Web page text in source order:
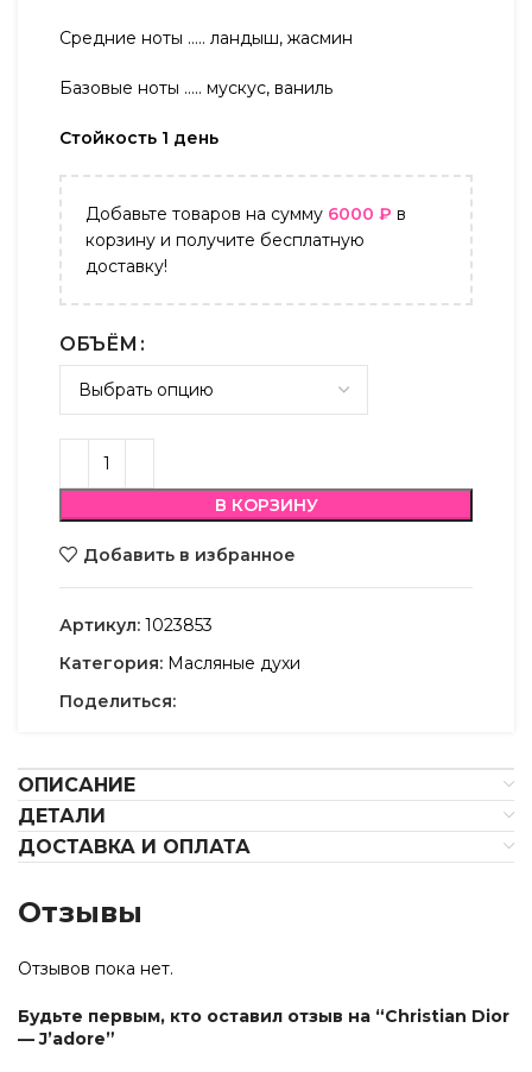
Средние ноты ….. ландыш, жасмин
Базовые ноты ….. мускус, ваниль
Стойкость 1 день
Добавьте товаров на сумму 6000 ₽ в
корзину и получите бесплатную
доставку!
ОБЪЁМ
В КОРЗИНУ
Добавить в избранное
Артикул: 1023853
Категория: Масляные духи
Поделиться:
ОПИСАНИЕ
ДЕТАЛИ
ДОСТАВКА И ОПЛАТА
Отзывы
Отзывов пока нет.
Будьте первым, кто оставил отзыв на “Christian Dior
— J’adore”